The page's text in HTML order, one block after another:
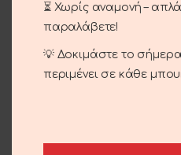
80.00€
⏳ Χωρίς αναμονή –
παραλάβετε!
💡 Δοκιμάστε το
περιμένει σε κάθε